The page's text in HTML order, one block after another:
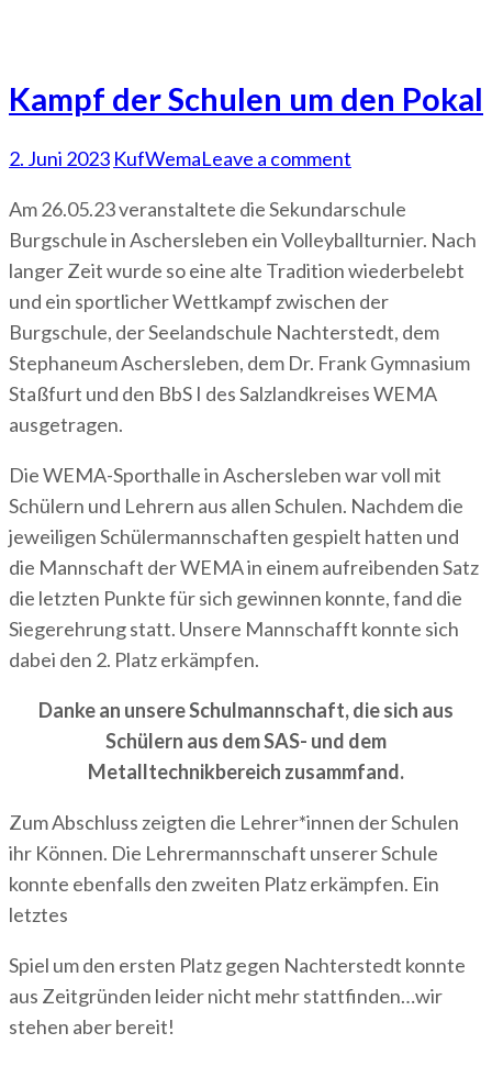
Kampf der Schulen um den Pokal
2. Juni 2023 KufWemaLeave a comment
Am 26.05.23 veranstaltete die Sekundarschule
Burgschule in Aschersleben ein Volleyballturnier. Nach
langer Zeit wurde so eine alte Tradition wiederbelebt
und ein sportlicher Wettkampf zwischen der
Burgschule, der Seelandschule Nachterstedt, dem
Stephaneum Aschersleben, dem Dr. Frank Gymnasium
Staßfurt und den BbS I des Salzlandkreises WEMA
ausgetragen.
Die WEMA-Sporthalle in Aschersleben war voll mit
Schülern und Lehrern aus allen Schulen. Nachdem die
jeweiligen Schülermannschaften gespielt hatten und
die Mannschaft der WEMA in einem aufreibenden Satz
die letzten Punkte für sich gewinnen konnte, fand die
Siegerehrung statt. Unsere Mannschafft konnte sich
dabei den 2. Platz erkämpfen.
Danke an unsere Schulmannschaft, die sich aus
Schülern aus dem SAS- und dem
Metalltechnikbereich zusammfand.
Zum Abschluss zeigten die Lehrer*innen der Schulen
ihr Können. Die Lehrermannschaft unserer Schule
konnte ebenfalls den zweiten Platz erkämpfen. Ein
letztes
Spiel um den ersten Platz gegen Nachterstedt konnte
aus Zeitgründen leider nicht mehr stattfinden…wir
stehen aber bereit!